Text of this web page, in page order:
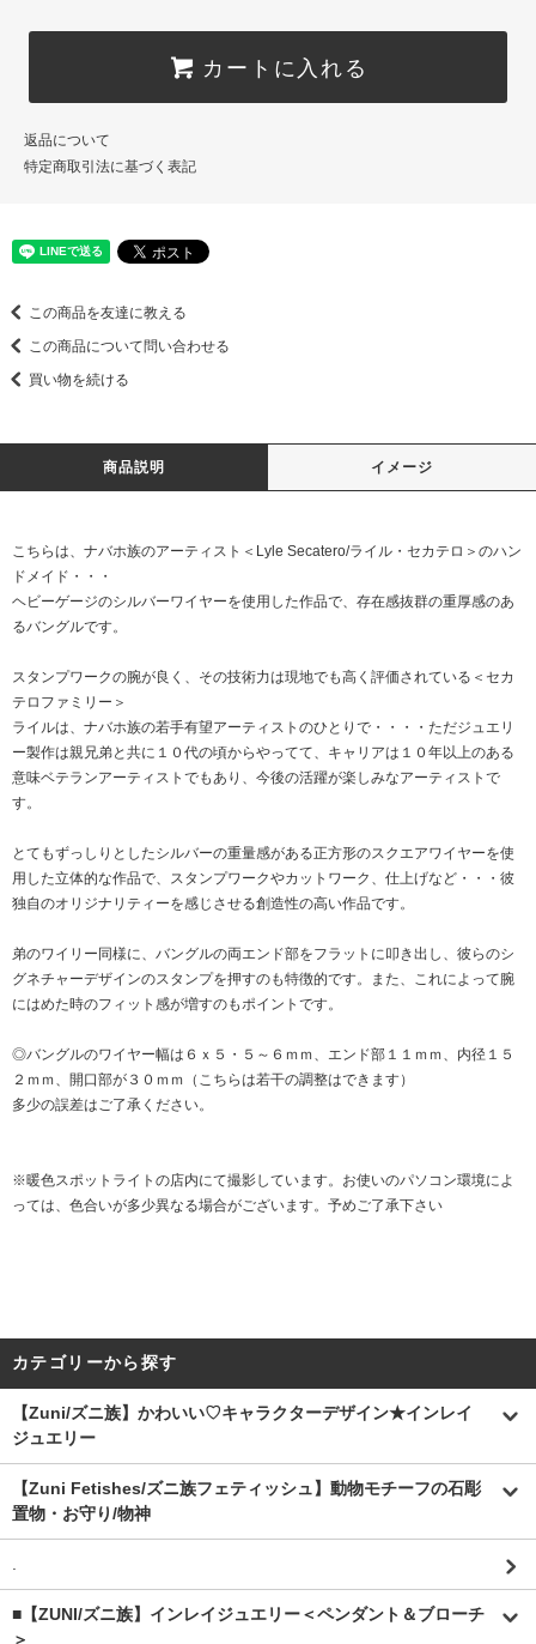
カートに入れる
返品について
特定商取引法に基づく表記
この商品を友達に教える
この商品について問い合わせる
買い物を続ける
商品説明 イメージ
こちらは、ナバホ族のアーティスト＜Lyle Secatero/ライル・セカテロ＞のハン
ドメイド・・・
ヘビーゲージのシルバーワイヤーを使用した作品で、存在感抜群の重厚感のあ
るバングルです。
スタンプワークの腕が良く、その技術力は現地でも高く評価されている＜セカ
テロファミリー＞
ライルは、ナバホ族の若手有望アーティストのひとりで・・・・ただジュエリ
ー製作は親兄弟と共に１０代の頃からやってて、キャリアは１０年以上のある
意味ベテランアーティストでもあり、今後の活躍が楽しみなアーティストで
す。
とてもずっしりとしたシルバーの重量感がある正方形のスクエアワイヤーを使
用した立体的な作品で、スタンプワークやカットワーク、仕上げなど・・・彼
独自のオリジナリティーを感じさせる創造性の高い作品です。
弟のワイリー同様に、バングルの両エンド部をフラットに叩き出し、彼らのシ
グネチャーデザインのスタンプを押すのも特徴的です。また、これによって腕
にはめた時のフィット感が増すのもポイントです。
◎バングルのワイヤー幅は６ｘ５・５～６ｍｍ、エンド部１１ｍｍ、内径１５
２ｍｍ、開口部が３０ｍｍ（こちらは若干の調整はできます）
多少の誤差はご了承ください。
※暖色スポットライトの店内にて撮影しています。お使いのパソコン環境によ
っては、色合いが多少異なる場合がございます。予めご了承下さい
カテゴリーから探す
【Zuni/ズニ族】かわいい♡キャラクターデザイン★インレイ
ジュエリー
【Zuni Fetishes/ズニ族フェティッシュ】動物モチーフの石彫
置物・お守り/物神
■【ZUNI/ズニ族】インレイジュエリー＜ペンダント＆ブローチ
＞